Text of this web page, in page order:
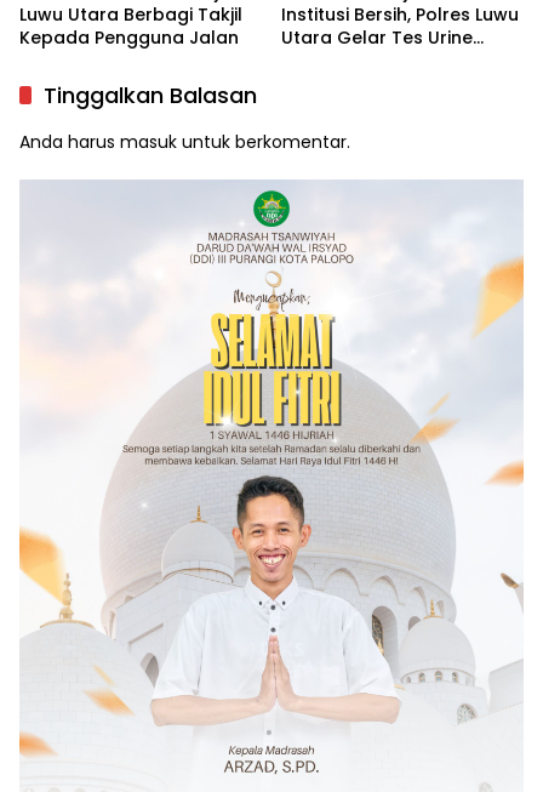
Luwu Utara Berbagi Takjil
Kepada Pengguna Jalan
Institusi Bersih, Polres Luwu
Utara Gelar Tes Urine
Tinggalkan Balasan
Anda harus masuk untuk berkomentar.